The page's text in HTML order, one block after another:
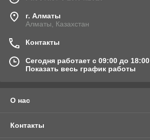
г. Алматы
Алматы, Казахстан
Контакты
Сегодня работает с 09:00 до 18:00
Показать весь график работы
О нас
Контакты